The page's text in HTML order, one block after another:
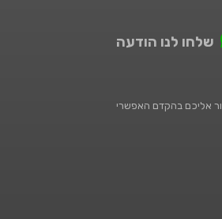
שלחו לנו הודעה
אליכם בהקדם האפשרי